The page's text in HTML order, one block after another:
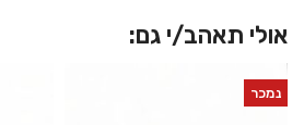
אולי תאהב/י גם:
נמכר